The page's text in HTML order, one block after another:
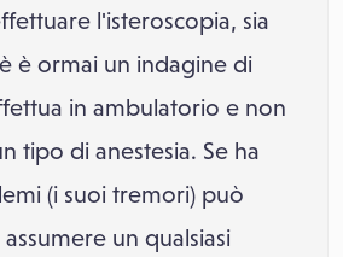
l'isteroscopia, sia
è ormai un indagine di
in ambulatorio e non
tipo di anestesia. Se ha
(i suoi tremori) può
un qualsiasi